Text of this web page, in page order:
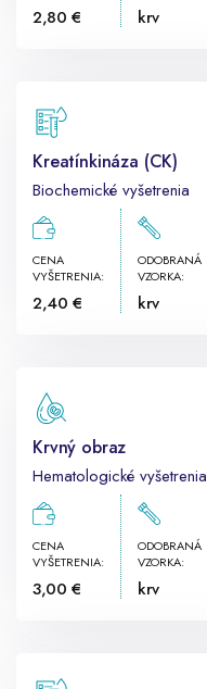
2,80 € krv
Kreatínkináza (CK)
Biochemické vyšetrenia
CENA
VYŠETRENIA:
2,40 €
ODOBRANÁ
VZORKA:
krv
Krvný obraz
Hematologické vyšetrenia
CENA
VYŠETRENIA:
3,00 €
ODOBRANÁ
VZORKA:
krv